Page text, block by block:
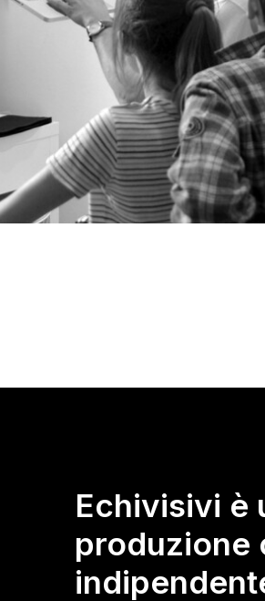
Echivisivi è
produzione